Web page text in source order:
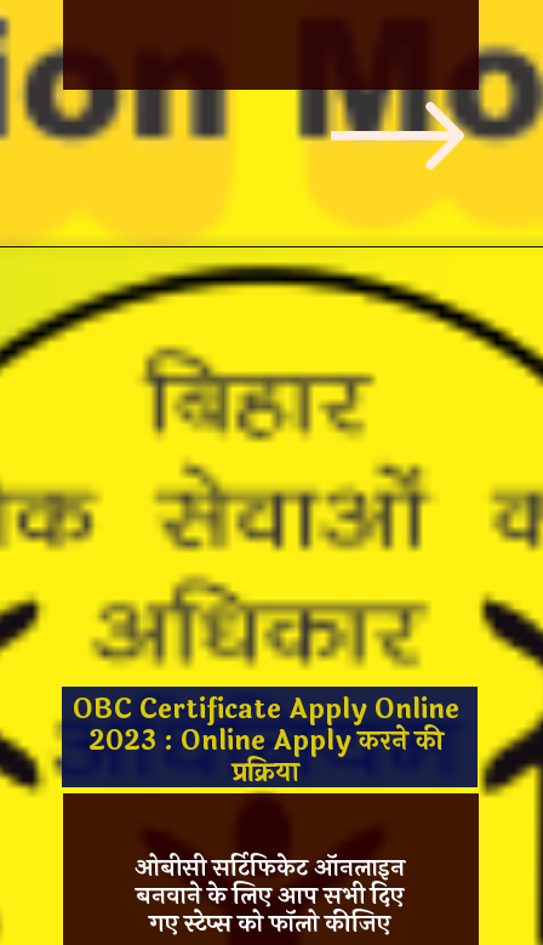
OBC Certificate Apply Online
2023 : Online Apply करने की
प्रक्रिया
ओबीसी सर्टिफिकेटऑनलाइन
बनवाने के लिए आप सभी दिए
गए स्टेप्स को फॉलो कीजिए